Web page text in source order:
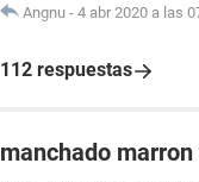
Angnu - 4 abr 2020 a las
112 respuestas
manchado